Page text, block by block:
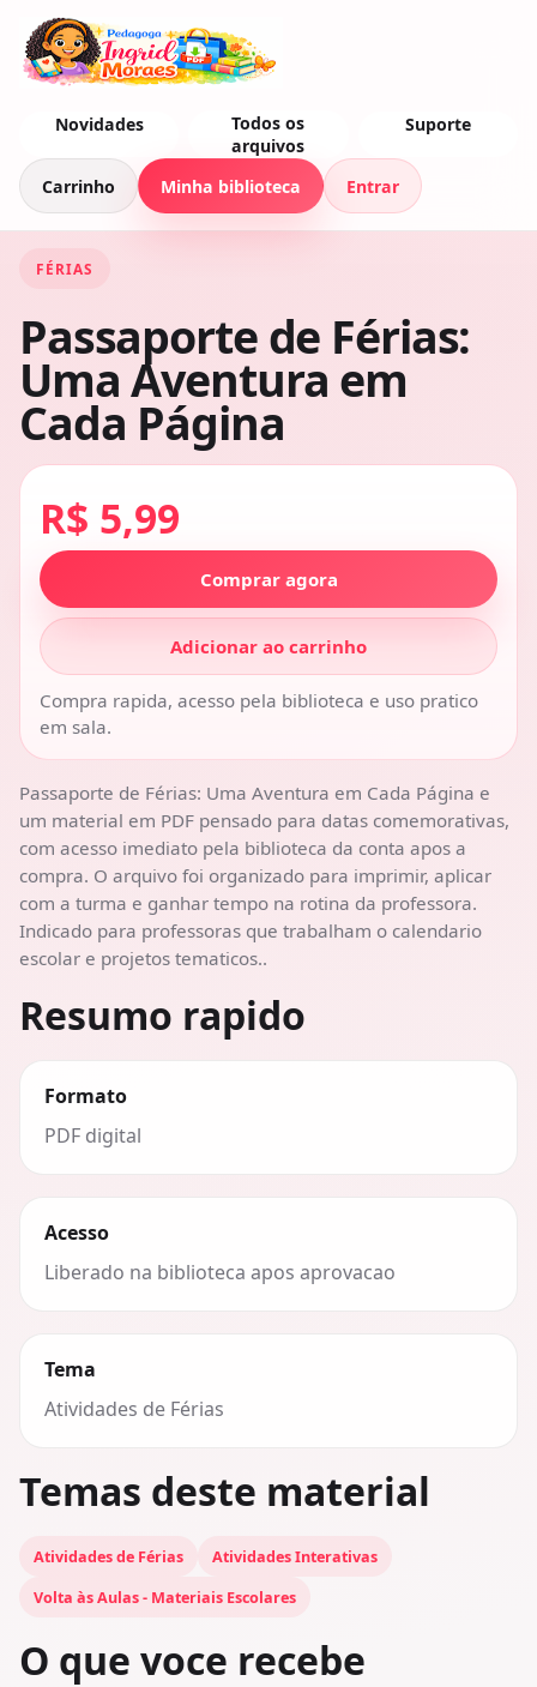
Novidades
Todos os
arquivos
Suporte
Carrinho Minha biblioteca Entrar
FÉRIAS
Passaporte de Férias:
Uma Aventura em
Cada Página
R$ 5,99
Comprar agora
Adicionar ao carrinho
Compra rapida, acesso pela biblioteca e uso pratico
em sala.
Passaporte de Férias: Uma Aventura em Cada Página e
um material em PDF pensado para datas comemorativas,
com acesso imediato pela biblioteca da conta apos a
compra. O arquivo foi organizado para imprimir, aplicar
com a turma e ganhar tempo na rotina da professora.
Indicado para professoras que trabalham o calendario
escolar e projetos tematicos..
Resumo rapido
Formato
PDF digital
Acesso
Liberado na biblioteca apos aprovacao
Tema
Atividades de Férias
Temas deste material
Atividades de Férias
Atividades Interativas
Volta às Aulas - Materiais Escolares
O que voce recebe